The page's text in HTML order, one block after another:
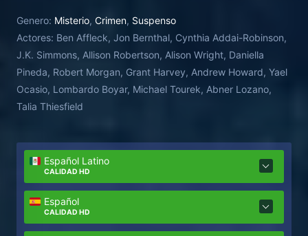
Medina, descubren una conspiración mortal y se
convierten en objetivo de una despiadada red de
asesinos que no se detendrán ante nada para
mantener sus secretos enterrados.
Genero: Misterio, Crimen, Suspenso
Actores: Ben Affleck, Jon Bernthal, Cynthia Addai-Robinson,
J.K. Simmons, Allison Robertson, Alison Wright, Daniella
Pineda, Robert Morgan, Grant Harvey, Andrew Howard, Yael
Ocasio, Lombardo Boyar, Michael Tourek, Abner Lozano,
Talia Thiesfield
Español Latino
CALIDAD HD
Español
CALIDAD HD